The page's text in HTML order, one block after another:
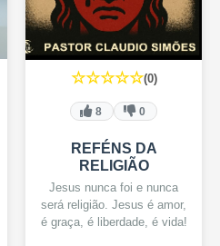
☆☆☆☆☆(0)
8 0
REFÉNS DA
RELIGIÃO
Jesus nunca foi e nunca
será religião. Jesus é amor,
é graça, é liberdade, é vida!